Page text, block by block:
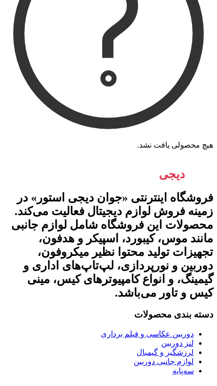
هیچ محصولی یافت نشد.
دیجی
فروشگاه اینترنتی «جوان دیجی استور» در
زمینه فروش لوازم دیجیتال فعالیت می‌کند.
محصولات این فروشگاه شامل لوازم جانبی
مانند موس، کیبورد، اسپیکر و هدفون،
تجهیزات تولید محتوا نظیر میکروفون،
دوربین و نورپردازی، لپ‌تاپ‌های اداری و
گیمینگ، و انواع کامپیوترهای کیس، مینی
کیس و تاور می‌باشد.
دسته بندی محصولات
دوربین عکاسی و فیلم برداری
لنز دوربین
لرزشگیر و گیمبال
لوازم جانبی دوربین
سه‌پایه